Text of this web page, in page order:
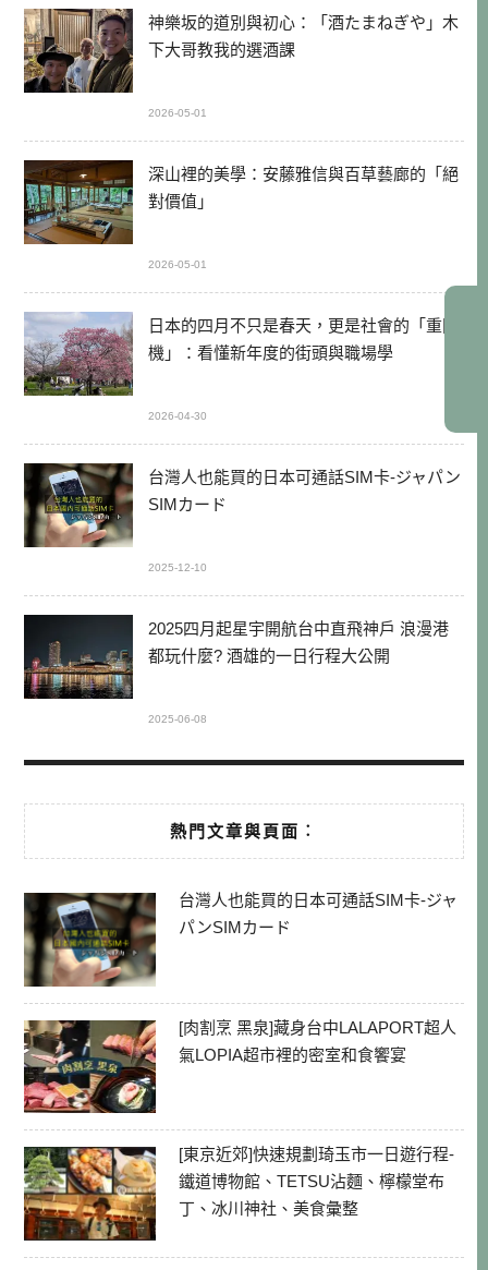
神樂坂的道別與初心：「酒たまねぎや」木
下大哥教我的選酒課
2026-05-01
深山裡的美學：安藤雅信與百草藝廊的「絕
對價值」
2026-05-01
日本的四月不只是春天，更是社會的「重開
機」：看懂新年度的街頭與職場學
2026-04-30
台灣人也能買的日本可通話SIM卡-ジャパン
SIMカード
2025-12-10
2025四月起星宇開航台中直飛神戶 浪漫港
都玩什麼? 酒雄的一日行程大公開
2025-06-08
熱門文章與頁面︰
台灣人也能買的日本可通話SIM卡-ジャ
パンSIMカード
[肉割烹 黑泉]藏身台中LALAPORT超人
氣LOPIA超市裡的密室和食饗宴
[東京近郊]快速規劃琦玉市一日遊行程-
鐵道博物館、TETSU沾麵、檸檬堂布
丁、冰川神社、美食彙整